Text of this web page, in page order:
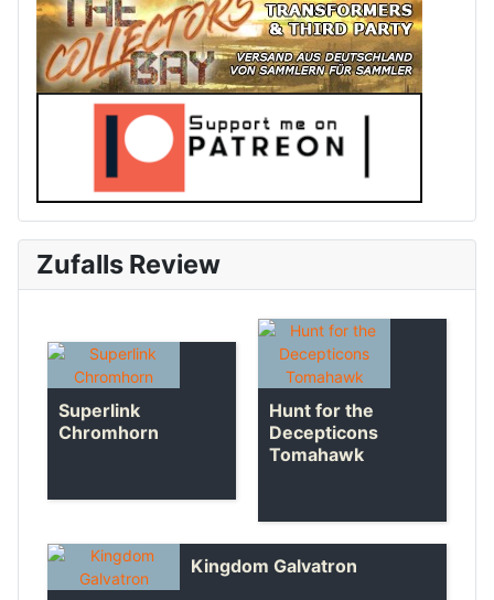
Zufalls Review
Superlink
Chromhorn
Hunt for the
Decepticons
Tomahawk
Kingdom Galvatron